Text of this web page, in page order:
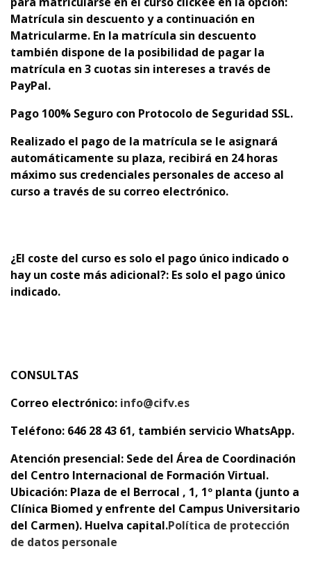
Matrícula sin descuento y a continuación en
Matricularme. En la matrícula sin descuento
también dispone de la posibilidad de pagar la
matrícula en 3 cuotas sin intereses a través de
PayPal.
Pago 100% Seguro con Protocolo de Seguridad SSL.
Realizado el pago de la matrícula se le asignará
automáticamente su plaza, recibirá en 24 horas
máximo sus credenciales personales de acceso al
curso a través de su correo electrónico.
¿El coste del curso es solo el pago único indicado o
hay un coste más adicional?: Es solo el pago único
indicado.
CONSULTAS
Correo electrónico: info@cifv.es
Teléfono: 646 28 43 61, también servicio WhatsApp.
Atención presencial: Sede del Área de Coordinación
del Centro Internacional de Formación Virtual.
Ubicación: Plaza de el Berrocal , 1, 1º planta (junto a
Clínica Biomed y enfrente del Campus Universitario
del Carmen). Huelva capital.Política de protección
de datos personale